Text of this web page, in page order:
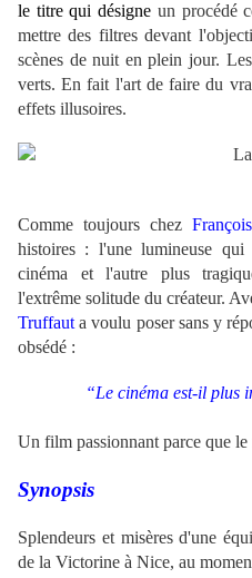
le titre qui désigne un procédé
mettre des filtres devant
scènes de nuit en plein jour.
verts. En fait l'art de faire du
effets illusoires.
Comme toujours chez
histoires : l'une lumineuse qui
cinéma et l'autre plus
l'extrême solitude du créateur.
Truffaut a voulu poser sans y
obsédé :
“Le cinéma est-il plus
Un film passionnant parce que le
Synopsis
Splendeurs et misères d'une
de la Victorine à Nice, au